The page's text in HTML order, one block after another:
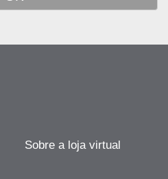
Sobre a loja virtual